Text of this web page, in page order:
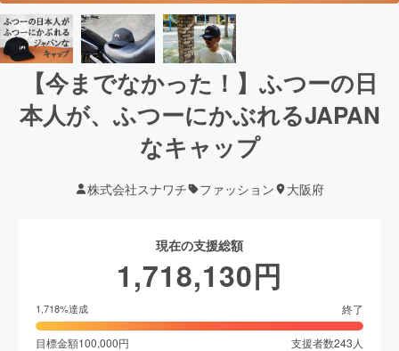
【今までなかった！】ふつーの日
本人が、ふつーにかぶれるJAPAN
なキャップ
株式会社スナワチ ファッション 大阪府
現在の支援総額
1,718,130円
1,718%達成 終了
目標金額100,000円 支援者数243 人